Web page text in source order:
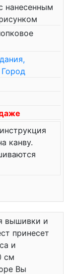
нанесенным
Город
канву.
вышивки и
принесет
и
см
Вы